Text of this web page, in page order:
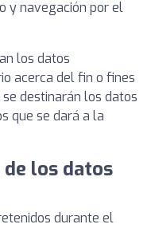
y navegación por el
los datos
acerca del fin o fines
destinarán los datos
que se dará a la
los datos
durante el